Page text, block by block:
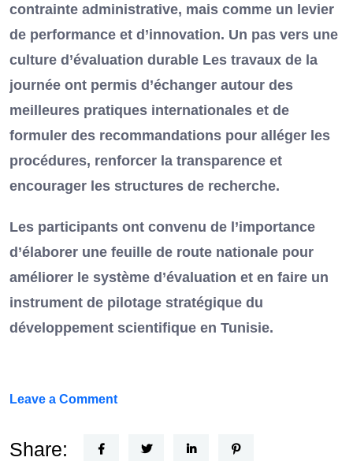
contrainte administrative, mais comme un levier
de performance et d’innovation. Un pas vers une
culture d’évaluation durable Les travaux de la
journée ont permis d’échanger autour des
meilleures pratiques internationales et de
formuler des recommandations pour alléger les
procédures, renforcer la transparence et
encourager les structures de recherche.
Les participants ont convenu de l’importance
d’élaborer une feuille de route nationale pour
améliorer le système d’évaluation et en faire un
instrument de pilotage stratégique du
développement scientifique en Tunisie.
Leave a Commenton
Horizon
Share: